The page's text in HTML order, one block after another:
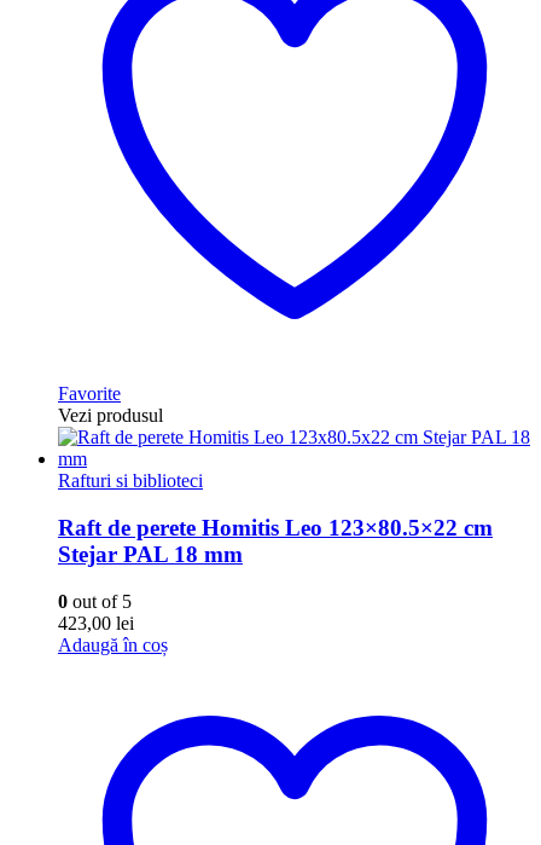
Favorite
Vezi produsul
Rafturi si biblioteci
Raft de perete Homitis Leo 123×80.5×22 cm
Stejar PAL 18 mm
0 out of 5
423,00 lei
Adaugă în coș